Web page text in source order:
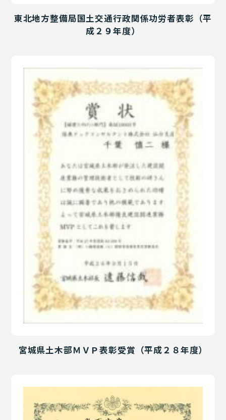
東北地方整備局国土交通行政関係功労者表彰（平
成２９年度）
宮城県土木部ＭＶＰ表彰受賞（平成２８年度）